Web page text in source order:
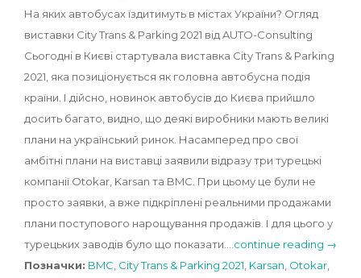
На яких автобусах їздитимуть в містах України? Огляд
виставки City Trans & Parking 2021 від AUTO-Consulting
Сьогодні в Києві стартувала виставка City Trans & Parking
2021, яка позиціонується як головна автобусна подія
країни. І дійсно, новинок автобусів до Києва прийшло
досить багато, видно, що деякі виробники мають великі
плани на український ринок. Насамперед про свої
амбітні плани на виставці заявили відразу три турецькі
компанії Otokar, Karsan та BMC. При цьому це були не
просто заявки, а вже підкріплені реальними продажами
плани поступового нарощування продажів. І для цього у
турецьких заводів було що показати.… continue reading →
Позначки: BMC City Trans & Parking 2021 Karsan Otokar